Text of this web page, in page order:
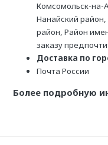
Комсомольск-на-
Нанайский
район, Район
заказу
Доставка по
Почта России
Более подробную